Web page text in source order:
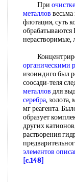
При
металлов
флотация, суть
нерастворимые,
органическими
изоиндиго был
соосади-теля
металлов для
серебра, золота,
мг реагента.
образует
других
растворения
элементов
[c.148]